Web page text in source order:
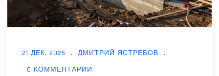
21 ДЕК, 2025
ДМИТРИЙ ЯСТРЕБОВ
0 КОММЕНТАРИИ